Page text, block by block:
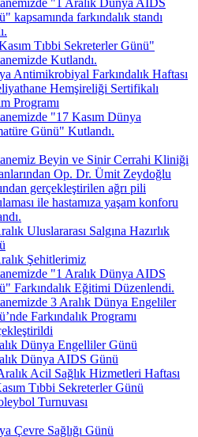
kapsamında farkındalık standı
Tıbbi Sekreterler Günü"
Kutlandı.
Antimikrobiyal Farkındalık Haftası
Hemşireliği Sertifikalı
Programı
"17 Kasım Dünya
Günü" Kutlandı.
Beyin ve Sinir Cerrahi Kliniği
Op. Dr. Ümit Zeydoğlu
gerçekleştirilen ağrı pili
ile hastamıza yaşam konforu
Uluslararası Salgına Hazırlık
Şehitlerimiz
"1 Aralık Dünya AIDS
Farkındalık Eğitimi Düzenlendi.
3 Aralık Dünya Engeliler
Farkındalık Programı
Dünya Engelliler Günü
Dünya AIDS Günü
Acil Sağlık Hizmetleri Haftası
Tıbbi Sekreterler Günü
Turnuvası
Çevre Sağlığı Günü